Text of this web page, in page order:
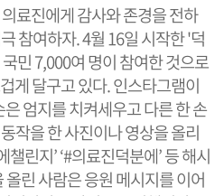
료진에게 감사와 존경을 전하
참여하자. 4월 16일 시작한 '덕
민 7,000여 명이 참여한 것으로
게 달구고 있다. ​인스타그램이
엄지를 치켜세우고 다른 한 손
작을 한 사진이나 영상을 올리
챌린지’ ‘#의료진덕분에’ 등 해시
린 사람은 응원 메시지를 이어